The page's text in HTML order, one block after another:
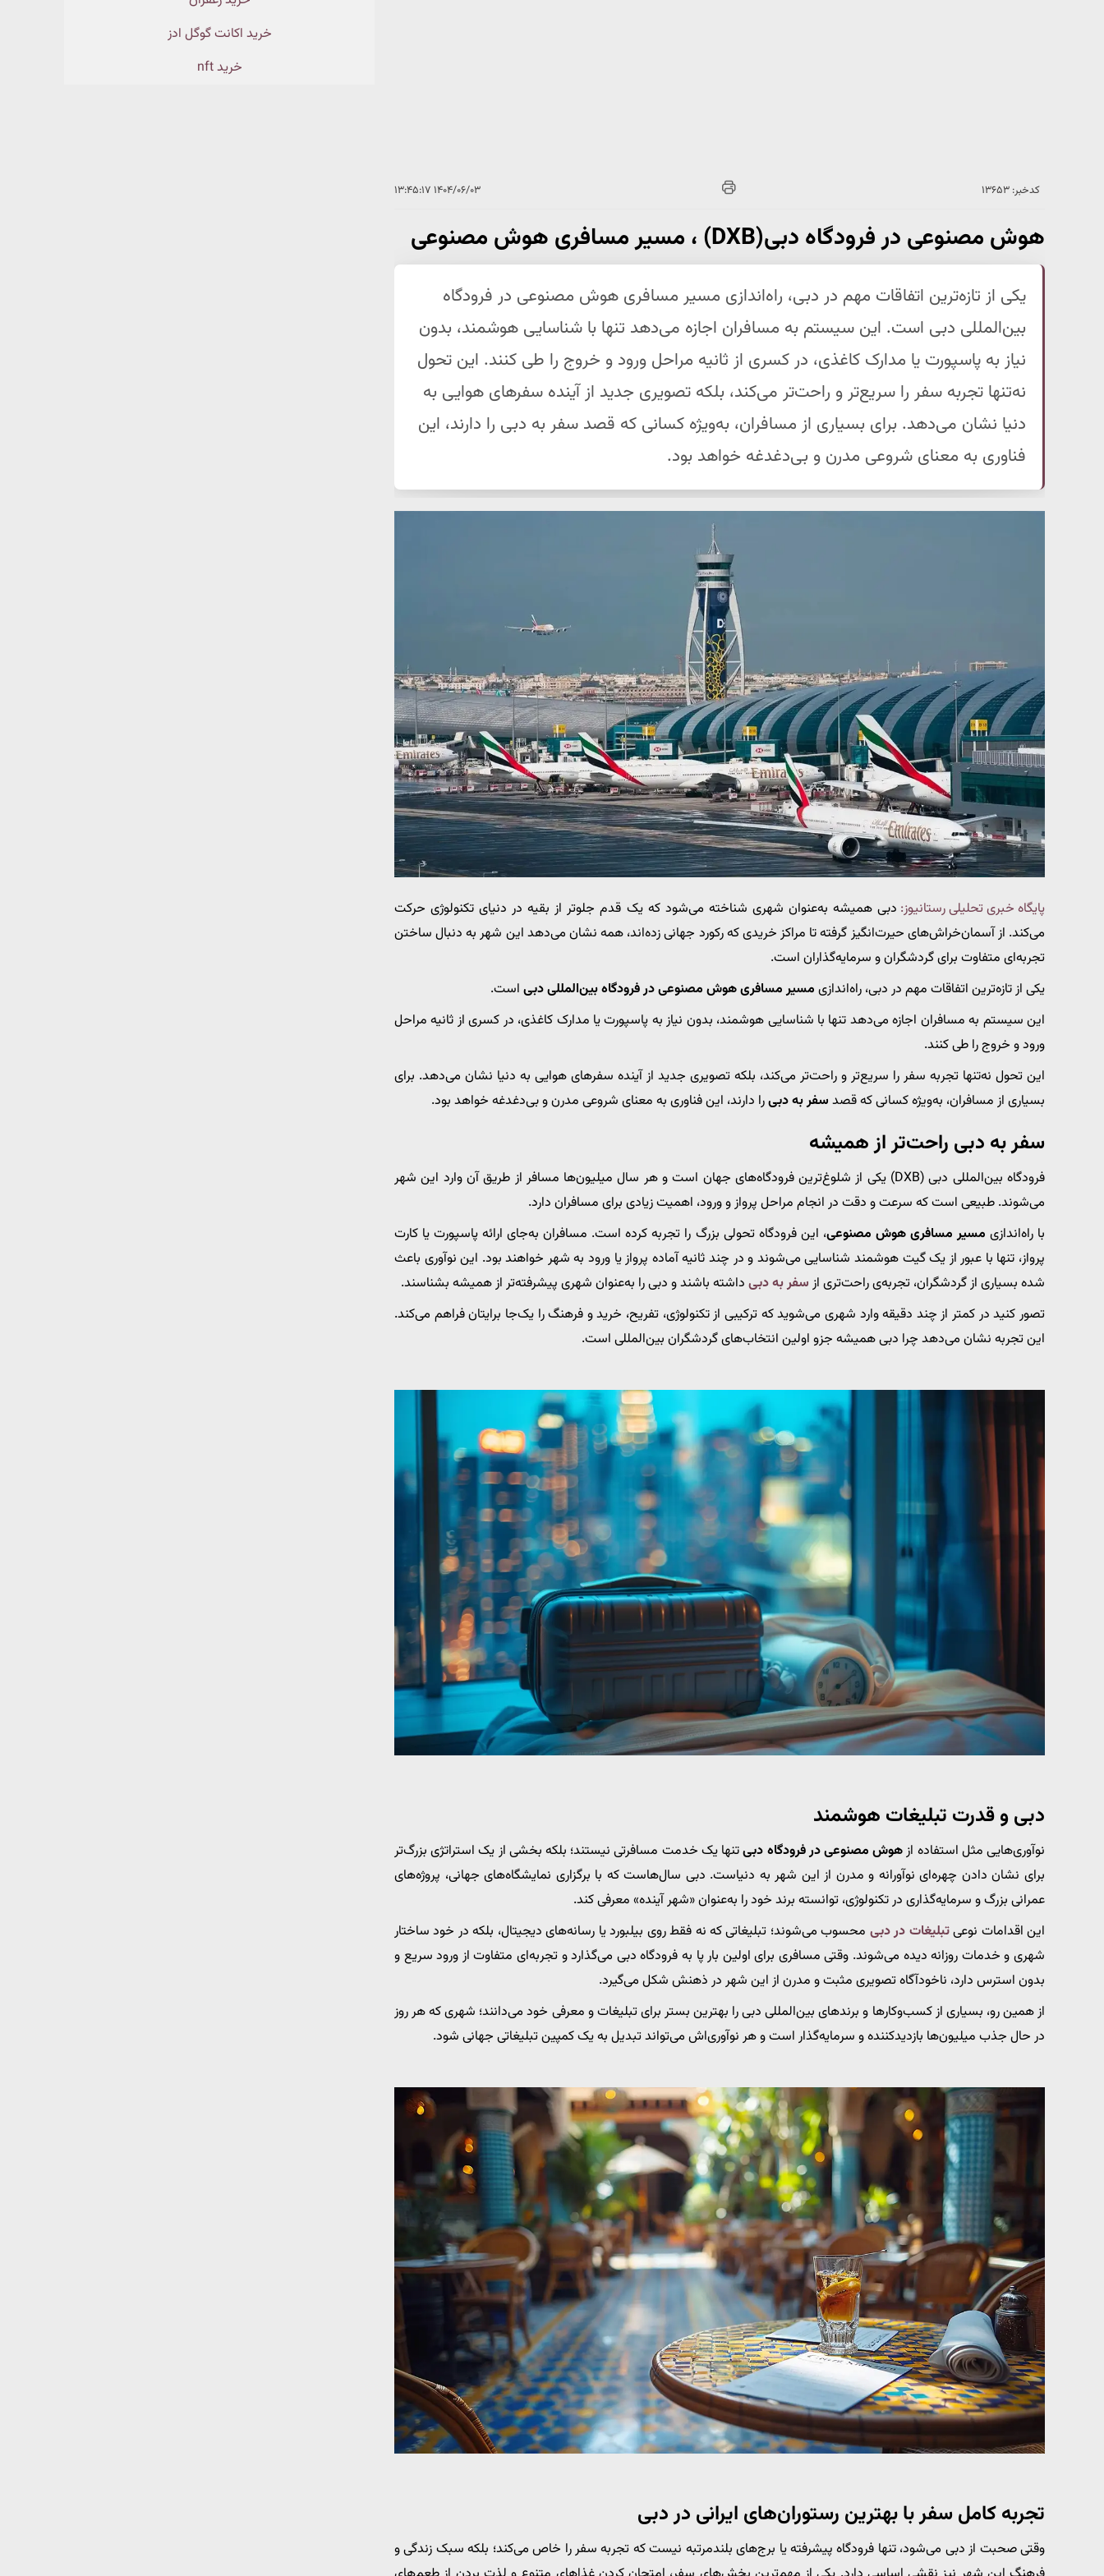
کدخبر: ۱۳۶۵۳ ۱۴۰۴/۰۶/۰۳ ۱۳:۴۵:۱۷
هوش مصنوعی در فرودگاه دبی(DXB) ، مسیر مسافری هوش مصنوعی
یکی از تازه‌ترین اتفاقات مهم در دبی، راه‌اندازی مسیر مسافری هوش مصنوعی در فرودگاه
بین‌المللی دبی است. این سیستم به مسافران اجازه می‌دهد تنها با شناسایی هوشمند، بدون
نیاز به پاسپورت یا مدارک کاغذی، در کسری از ثانیه مراحل ورود و خروج را طی کنند. این تحول
نه‌تنها تجربه سفر را سریع‌تر و راحت‌تر می‌کند، بلکه تصویری جدید از آینده سفرهای هوایی به
دنیا نشان می‌دهد. برای بسیاری از مسافران، به‌ویژه کسانی که قصد سفر به دبی را دارند، این
فناوری به معنای شروعی مدرن و بی‌دغدغه خواهد بود.
پایگاه خبری تحلیلی رستانیوز: دبی همیشه به‌عنوان شهری شناخته می‌شود که یک قدم جلوتر از بقیه در دنیای تکنولوژی حرکت
می‌کند. از آسمان‌خراش‌های حیرت‌انگیز گرفته تا مراکز خریدی که رکورد جهانی زده‌اند، همه نشان می‌دهد این شهر به دنبال ساختن
تجربه‌ای متفاوت برای گردشگران و سرمایه‌گذاران است.
یکی از تازه‌ترین اتفاقات مهم در دبی، راه‌اندازی مسیر مسافری هوش مصنوعی در فرودگاه بین‌المللی دبی است.
این سیستم به مسافران اجازه می‌دهد تنها با شناسایی هوشمند، بدون نیاز به پاسپورت یا مدارک کاغذی، در کسری از ثانیه مراحل
ورود و خروج را طی کنند.
این تحول نه‌تنها تجربه سفر را سریع‌تر و راحت‌تر می‌کند، بلکه تصویری جدید از آینده سفرهای هوایی به دنیا نشان می‌دهد. برای
بسیاری از مسافران، به‌ویژه کسانی که قصد سفر به دبیرا دارند، این فناوری به معنای شروعی مدرن و بی‌دغدغه خواهد بود.
سفر به دبی راحت‌تر از همیشه
فرودگاه بین‌المللی دبی (DXB) یکی از شلوغ‌ترین فرودگاه‌های جهان است و هر سال میلیون‌ها مسافر از طریق آن وارد این شهر
می‌شوند. طبیعی است که سرعت و دقت در انجام مراحل پرواز و ورود، اهمیت زیادی برای مسافران دارد.
با راه‌اندازی مسیر مسافری هوش مصنوعی، این فرودگاه تحولی بزرگ را تجربه کرده است. مسافران به‌جای ارائه پاسپورت یا کارت
پرواز، تنها با عبور از یک گیت هوشمند شناسایی می‌شوند و در چند ثانیه آماده پرواز یا ورود به شهر خواهند بود. این نوآوری باعث
شده بسیاری از گردشگران، تجربه‌ی راحت‌تری از سفر به دبی داشته باشند و دبی را به‌عنوان شهری پیشرفته‌تر از همیشه بشناسند.
تصور کنید در کمتر از چند دقیقه وارد شهری می‌شوید که ترکیبی از تکنولوژی، تفریح، خرید و فرهنگ را یک‌جا برایتان فراهم می‌کند.
این تجربه نشان می‌دهد چرا دبی همیشه جزو اولین انتخاب‌های گردشگران بین‌المللی است.
دبی و قدرت تبلیغات هوشمند
نوآوری‌هایی مثل استفاده ازهوش مصنوعی در فرودگاه دبیتنها یک خدمت مسافرتی نیستند؛ بلکه بخشی از یک استراتژی بزرگ‌تر
برای نشان دادن چهره‌ای نوآورانه و مدرن از این شهر به دنیاست. دبی سال‌هاست که با برگزاری نمایشگاه‌های جهانی، پروژه‌های
عمرانی بزرگ و سرمایه‌گذاری در تکنولوژی، توانسته برند خود را به‌عنوان «شهر آینده» معرفی کند.
این اقدامات نوعیتبلیغات در دبی محسوب می‌شوند؛ تبلیغاتی که نه فقط روی بیلبورد یا رسانه‌های دیجیتال، بلکه در خود ساختار
شهری و خدمات روزانه دیده می‌شوند. وقتی مسافری برای اولین بار پا به فرودگاه دبی می‌گذارد و تجربه‌ای متفاوت از ورود سریع و
بدون استرس دارد، ناخودآگاه تصویری مثبت و مدرن از این شهر در ذهنش شکل می‌گیرد.
از همین رو، بسیاری از کسب‌وکارها و برندهای بین‌المللی دبی را بهترین بستر برای تبلیغات و معرفی خود می‌دانند؛ شهری که هر روز
در حال جذب میلیون‌ها بازدیدکننده و سرمایه‌گذار است و هر نوآوری‌اش می‌تواند تبدیل به یک کمپین تبلیغاتی جهانی شود.
تجربه کامل سفر با بهترین رستوران‌های ایرانی در دبی
وقتی صحبت از دبی می‌شود، تنها فرودگاه پیشرفته یا برج‌های بلندمرتبه نیست که تجربه سفر را خاص می‌کند؛ بلکه سبک زندگی و
خرید اکانت گوگل ادز
خرید nft